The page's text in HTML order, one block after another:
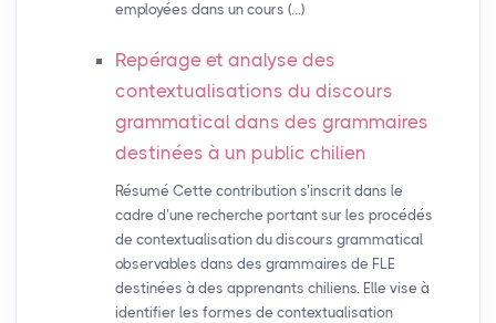
employées dans un cours (…)
Repérage et analyse des
contextualisations du discours
grammatical dans des grammaires
destinées à un public chilien
Résumé Cette contribution s’inscrit dans le
cadre d’une recherche portant sur les procédés
de contextualisation du discours grammatical
observables dans des grammaires de FLE
destinées à des apprenants chiliens. Elle vise à
identifier les formes de contextualisation